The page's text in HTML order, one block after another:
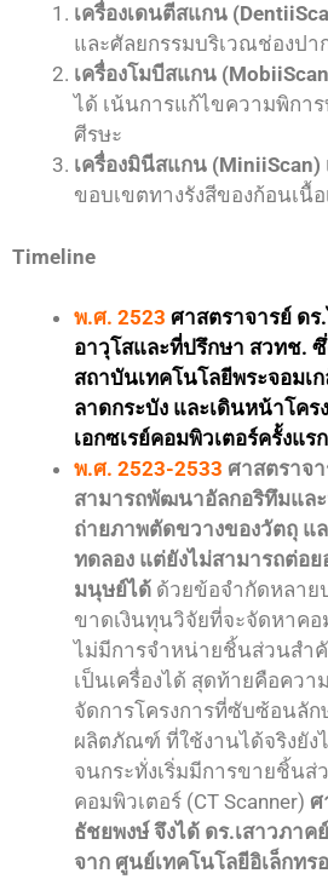
เครื่องเดนตีสแกน
และศัลยกรรมบริเวณช่องปา
เครื่องโมบีสแกน
ได้ เน้นการแก้ไขความพิกา
ศีรษะ
เครื่องมินีสแกน (MiniiScan)
ขอบเขตทางรังสีของก้อนเนื้
Timeline
พ.ศ. 2523 ศาสตราจารย์ ด
อาวุโสและที่ปรึกษา สวทช.
สถาบันเทคโนโลยีพระจอมเ
ลาดกระบัง และเดินหน้าโคร
เอกซเรย์คอมพิวเตอร์ครั้งแร
พ.ศ. 2523-2533 ศาสตราจ
สามารถพัฒนาอัลกอริทึมแล
ถ่ายภาพตัดขวางของวัตถุ แ
ทดลอง แต่ยังไม่สามารถต่อ
มนุษย์ได้ ด้วยข้อจํากัดหลาย
ขาดเงินทุนวิจัยที่จะจัดหาคอ
ไม่มีการจําหน่ายชิ้นส่วนสํา
เป็นเครื่องได้ สุดท้ายคือควา
จัดการโครงการที่ซับซ้อนลั
ผลิตภัณฑ์ ที่ใช้งานได้จริงยัง
จนกระทั่งเริ่มมีการขายชิ้นส่
คอมพิวเตอร์ (CT Scanner) ศ
ธัชยพงษ์ จึงได้ ดร.เสาวภา
จาก ศูนย์เทคโนโลยีอิเล็กท